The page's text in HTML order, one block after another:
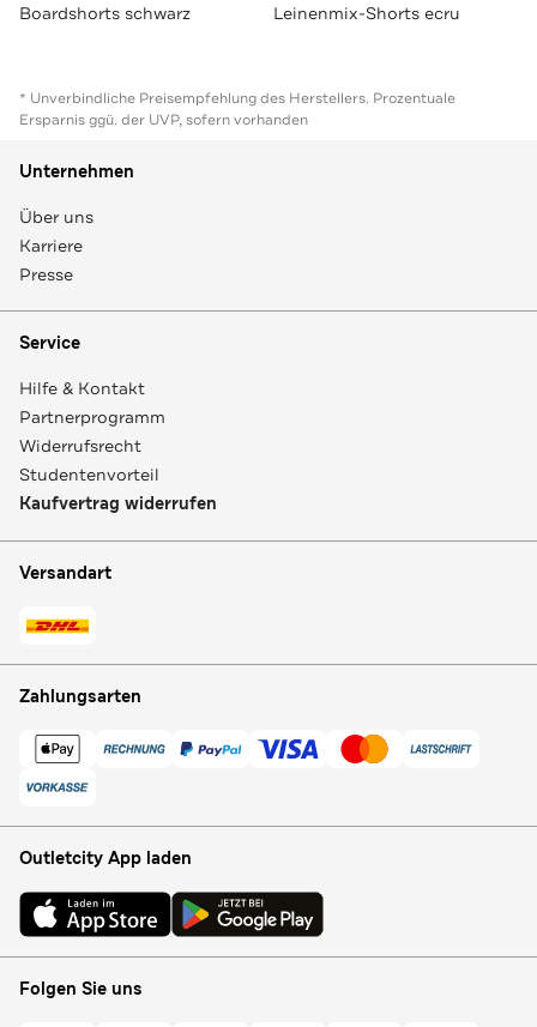
Boardshorts schwarz Leinenmix-Shorts ecru
* Unverbindliche Preisempfehlung des Herstellers. Prozentuale
Ersparnis ggü. der UVP, sofern vorhanden
Unternehmen
Über uns
Karriere
Presse
Service
Hilfe & Kontakt
Partnerprogramm
Widerrufsrecht
Studentenvorteil
Kaufvertrag widerrufen
Versandart
Zahlungsarten
Outletcity App laden
Folgen Sie uns